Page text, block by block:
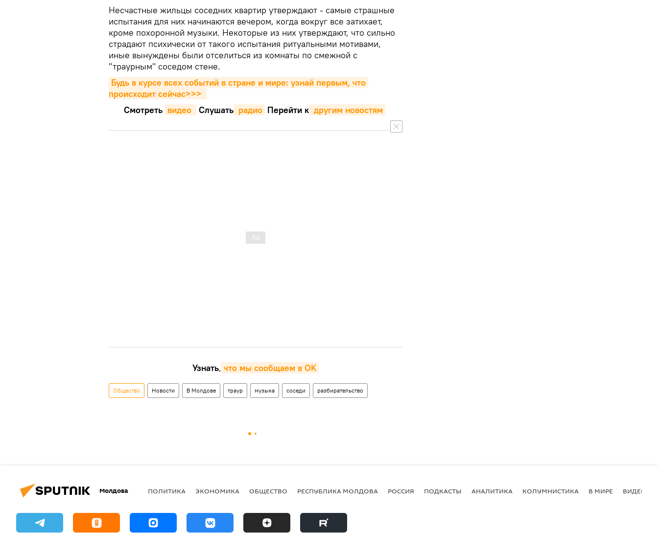
Несчастные жильцы соседних квартир утверждают - самые страшные
испытания для них начинаются вечером, когда вокруг все затихает,
кроме похоронной музыки. Некоторые из них утверждают, что сильно
страдают психически от такого испытания ритуальными мотивами,
иные вынуждены были отселиться из комнаты по смежной с
"траурным" соседом стене.
Будь в курсе всех событий в стране и мире: узнай первым, что
происходит сейчаc>>>
Смотреть видео Cлушать радио Перейти к другим новостям
Узнать, что мы сообщаем в OK
Общество Новости В Молдове траур музыка соседи разбирательство
Молдова ПОЛИТИКА ЭКОНОМИКА ОБЩЕСТВО РЕСПУБЛИКА МОЛДОВА РОССИЯ ПОДКАСТЫ АНАЛИТИКА КОЛУМНИСТИКА В МИРЕ ВИДЕО